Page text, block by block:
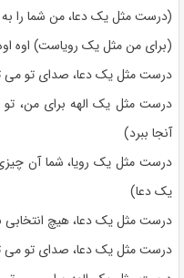
(درست مثل یک دعا، من شما را به
(برای من مثل یک رویاست) اوه
درست مثل یک دعا، صدای تو می
درست مثل یک الهه برای من،
آنجا ببرد)
درست مثل یک رویا، شما آن
یک دعا)
درست مثل یک دعا، هیچ انتخابی
درست مثل یک دعا، صدای تو می